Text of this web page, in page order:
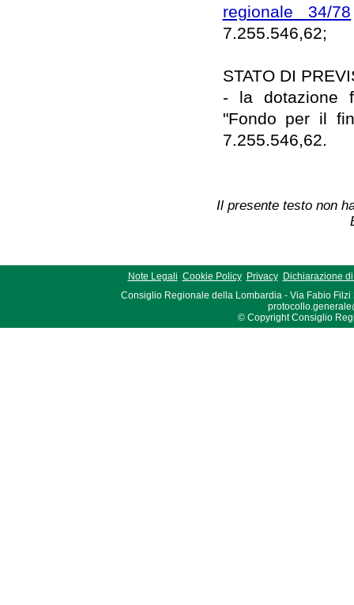
regionale 34/78
7.255.546,62;
STATO DI
- la dotazione
"Fondo per il
7.255.546,62.
Il presente testo non
Note Legali Cookie Policy Privacy
Dichiarazione
Consiglio Regionale della Lombardia - Via Fabio Filzi
© Copyright Consiglio